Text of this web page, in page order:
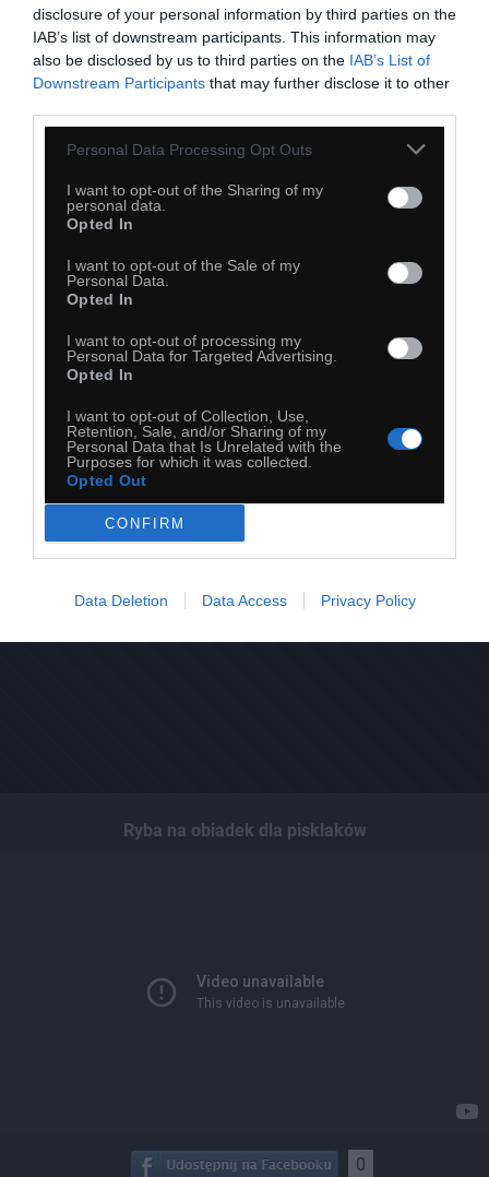
disclosure of your personal information by third parties on the
IAB’s list of downstream participants. This information may
also be disclosed by us to third parties on the IAB’s List of
Downstream Participants that may further disclose it to other
Personal Data Processing Opt Outs
I want to opt-out of the Sharing of my
personal data.
Opted In
I want to opt-out of the Sale of my
Personal Data.
Opted In
I want to opt-out of processing my
Personal Data for Targeted Advertising.
Opted In
I want to opt-out of Collection, Use,
Retention, Sale, and/or Sharing of my
Personal Data that Is Unrelated with the
Purposes for which it was collected.
Opted Out
CONFIRM
Data Deletion Data Access Privacy Policy
Kopiuj link
Dodaj do ulubionych
Ryba na obiadek dla pisklaków
0